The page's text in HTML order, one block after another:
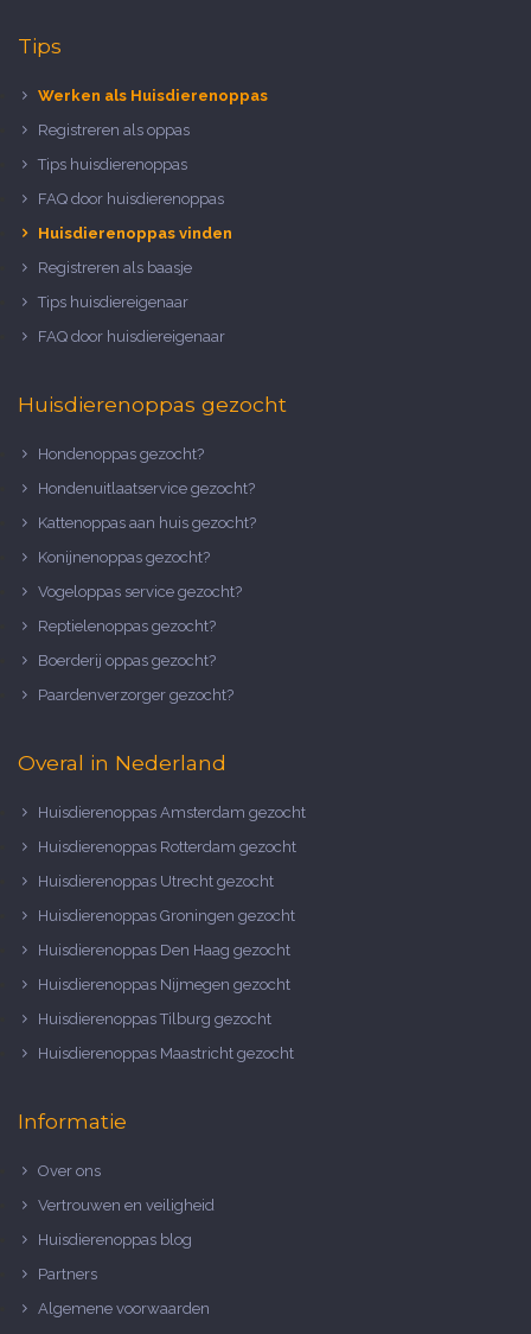
Tips
Werken als Huisdierenoppas
Registreren als oppas
Tips huisdierenoppas
FAQ door huisdierenoppas
Huisdierenoppas vinden
Registreren als baasje
Tips huisdiereigenaar
FAQ door huisdiereigenaar
Huisdierenoppas gezocht
Hondenoppas gezocht?
Hondenuitlaatservice gezocht?
Kattenoppas aan huis gezocht?
Konijnenoppas gezocht?
Vogeloppas service gezocht?
Reptielenoppas gezocht?
Boerderij oppas gezocht?
Paardenverzorger gezocht?
Overal in Nederland
Huisdierenoppas Amsterdam gezocht
Huisdierenoppas Rotterdam gezocht
Huisdierenoppas Utrecht gezocht
Huisdierenoppas Groningen gezocht
Huisdierenoppas Den Haag gezocht
Huisdierenoppas Nijmegen gezocht
Huisdierenoppas Tilburg gezocht
Huisdierenoppas Maastricht gezocht
Informatie
Over ons
Vertrouwen en veiligheid
Huisdierenoppas blog
Partners
Algemene voorwaarden